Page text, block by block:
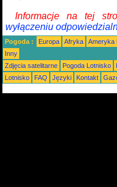
Informacje na tej
wyłączeniu
Pogoda : Europa Afryka Ameryka
Inny
Zdjęcia satelitarne
Pogoda Lotnisko
Lotnisko
FAQ Języki Kontakt